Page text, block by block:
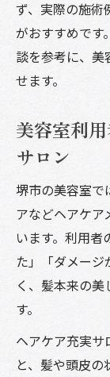
ず、実際の施術
がおすすめです
談を参考に、美
せます。
美容室利
サロン
堺市の美容室
アなどヘアケア
います。利用者
た」「ダメー
く、髪本来の
す。
ヘアケア充実サ
と、髪や頭皮